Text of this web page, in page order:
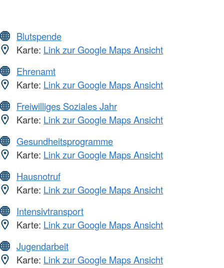
Blutspende
Karte: Link zur Google Maps Ansicht
Ehrenamt
Karte: Link zur Google Maps Ansicht
Freiwilliges Soziales Jahr
Karte: Link zur Google Maps Ansicht
Gesundheitsprogramme
Karte: Link zur Google Maps Ansicht
Hausnotruf
Karte: Link zur Google Maps Ansicht
Intensivtransport
Karte: Link zur Google Maps Ansicht
Jugendarbeit
Karte: Link zur Google Maps Ansicht